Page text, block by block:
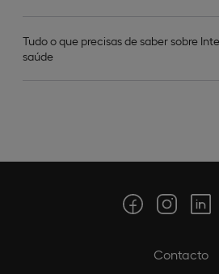
Tudo o que precisas de saber sobre
saúde
Contacto